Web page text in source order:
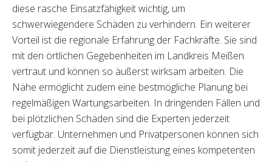
diese rasche Einsatzfähigkeit wichtig, um
schwerwiegendere Schäden zu verhindern. Ein weiterer
Vorteil ist die regionale Erfahrung der Fachkräfte. Sie sind
mit den örtlichen Gegebenheiten im Landkreis Meißen
vertraut und können so äußerst wirksam arbeiten. Die
Nähe ermöglicht zudem eine bestmögliche Planung bei
regelmäßigen Wartungsarbeiten. In dringenden Fällen und
bei plötzlichen Schäden sind die Experten jederzeit
verfügbar. Unternehmen und Privatpersonen können sich
somit jederzeit auf die Dienstleistung eines kompetenten